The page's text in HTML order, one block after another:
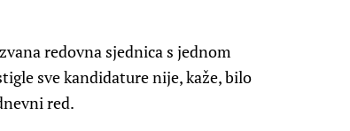
redovna sjednica s jednom
sve kandidature nije, kaže, bilo
red.